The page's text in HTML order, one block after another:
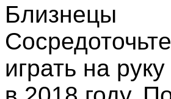
Близнецы
играть на